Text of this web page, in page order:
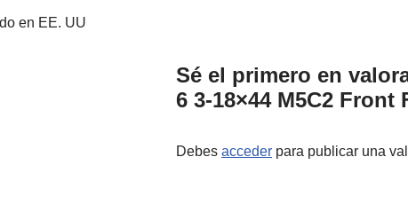
Sé el primero en
6 3-18×44 M5C2 Front
Debes acceder para publicar una